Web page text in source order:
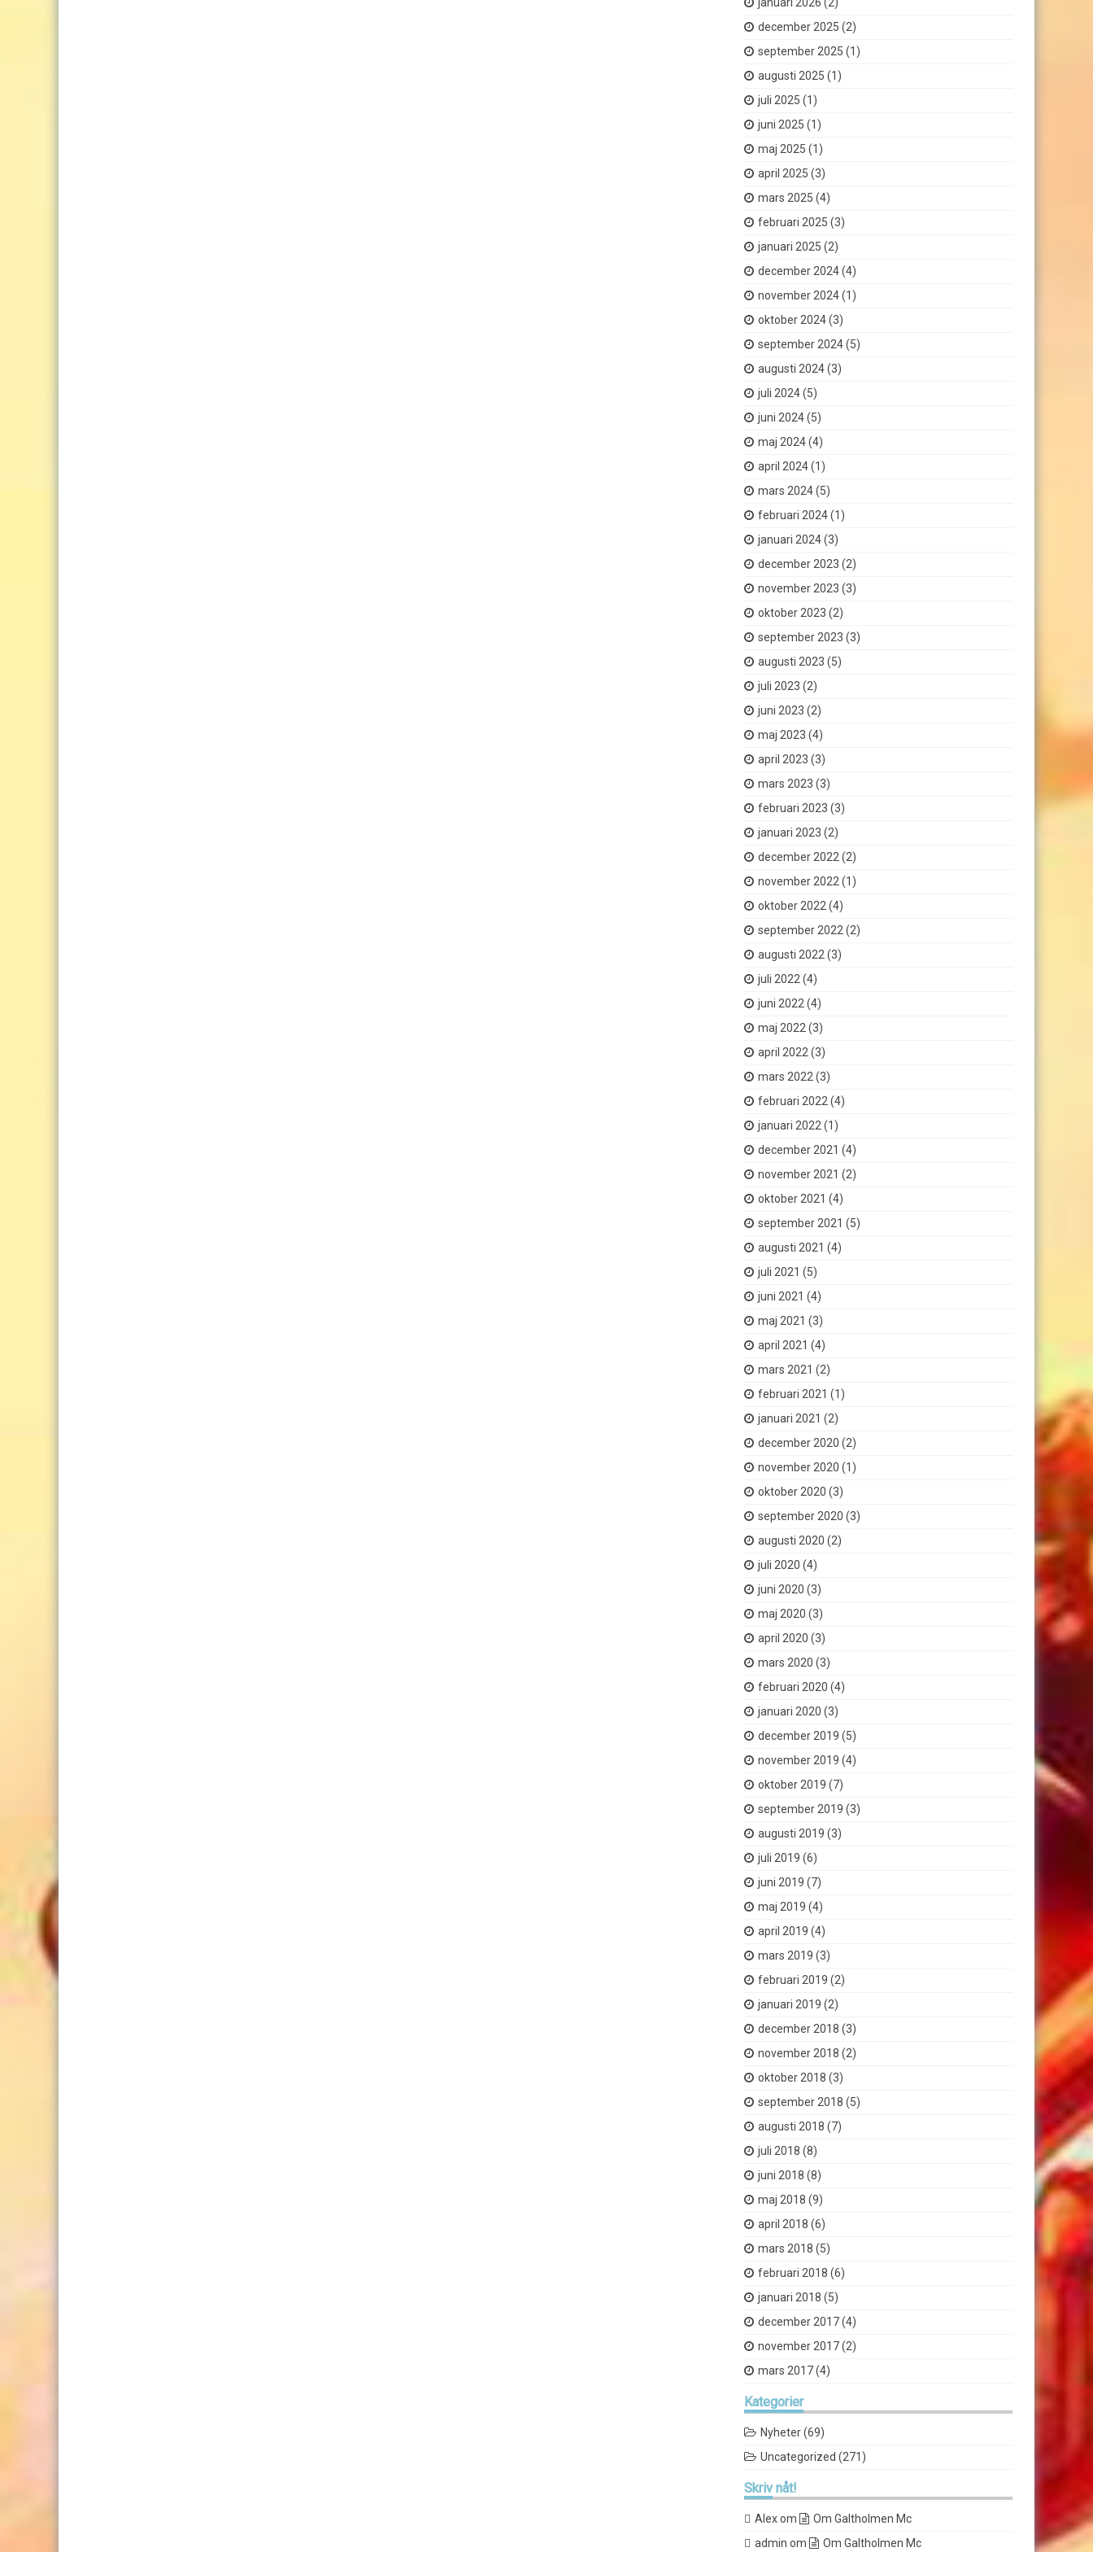
december 2025 (2)
september 2025 (1)
augusti 2025 (1)
juli 2025 (1)
juni 2025 (1)
maj 2025 (1)
april 2025 (3)
mars 2025 (4)
februari 2025 (3)
januari 2025 (2)
december 2024(4)
november 2024(1)
oktober 2024(3)
september 2024(5)
augusti 2024(3)
juli 2024(5)
juni 2024(5)
maj 2024(4)
april 2024(1)
mars 2024(5)
februari 2024(1)
januari 2024(3)
december 2023 (2)
november 2023 (3)
oktober 2023 (2)
september 2023 (3)
augusti 2023 (5)
juli 2023 (2)
juni 2023 (2)
maj 2023 (4)
april 2023 (3)
mars 2023 (3)
februari 2023 (3)
januari 2023 (2)
december 2022 (2)
november 2022 (1)
oktober 2022 (4)
september 2022 (2)
augusti 2022 (3)
juli 2022 (4)
juni 2022 (4)
maj 2022 (3)
april 2022 (3)
mars 2022 (3)
februari 2022 (4)
januari 2022 (1)
december 2021 (4)
november 2021 (2)
oktober 2021 (4)
september 2021 (5)
augusti 2021 (4)
juli 2021 (5)
juni 2021 (4)
maj 2021 (3)
april 2021 (4)
mars 2021 (2)
februari 2021 (1)
januari 2021 (2)
december 2020 (2)
november 2020 (1)
oktober 2020 (3)
september 2020 (3)
augusti 2020 (2)
juli 2020 (4)
juni 2020 (3)
maj 2020 (3)
april 2020 (3)
mars 2020 (3)
februari 2020 (4)
januari 2020 (3)
december 2019 (5)
november 2019 (4)
oktober 2019 (7)
september 2019 (3)
augusti 2019 (3)
juli 2019 (6)
juni 2019 (7)
maj 2019 (4)
april 2019 (4)
mars 2019 (3)
februari 2019 (2)
januari 2019 (2)
december 2018 (3)
november 2018 (2)
oktober 2018 (3)
september 2018 (5)
augusti 2018 (7)
juli 2018 (8)
juni 2018 (8)
maj 2018 (9)
april 2018 (6)
mars 2018 (5)
februari 2018 (6)
januari 2018 (5)
december 2017(4)
november 2017(2)
mars 2017(4)
Kategorier
Nyheter(69)
Uncategorized (271)
Skriv nåt!
Alexom
Om Galtholmen Mc
admin om Om Galtholmen Mc